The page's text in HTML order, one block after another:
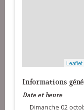
Leaflet
Informations
Date et heure
Dimanche 02